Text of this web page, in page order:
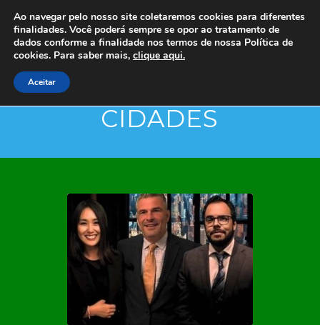
CIDADES
Ao navegar pelo nosso site coletaremos cookies para diferentes
finalidades. Você poderá sempre se opor ao tratamento de
dados conforme a finalidade nos termos de nossa Política de
cookies. Para saber mais, clique aqui.
Aceitar